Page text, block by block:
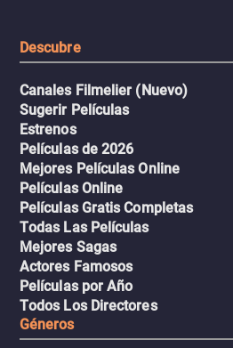
Descubre
Canales Filmelier (Nuevo)
Sugerir Películas
Estrenos
Películas de 2026
Mejores Películas Online
Películas Online
Películas Gratis Completas
Todas Las Películas
Mejores Sagas
Actores Famosos
Películas por Año
Todos Los Directores
Géneros